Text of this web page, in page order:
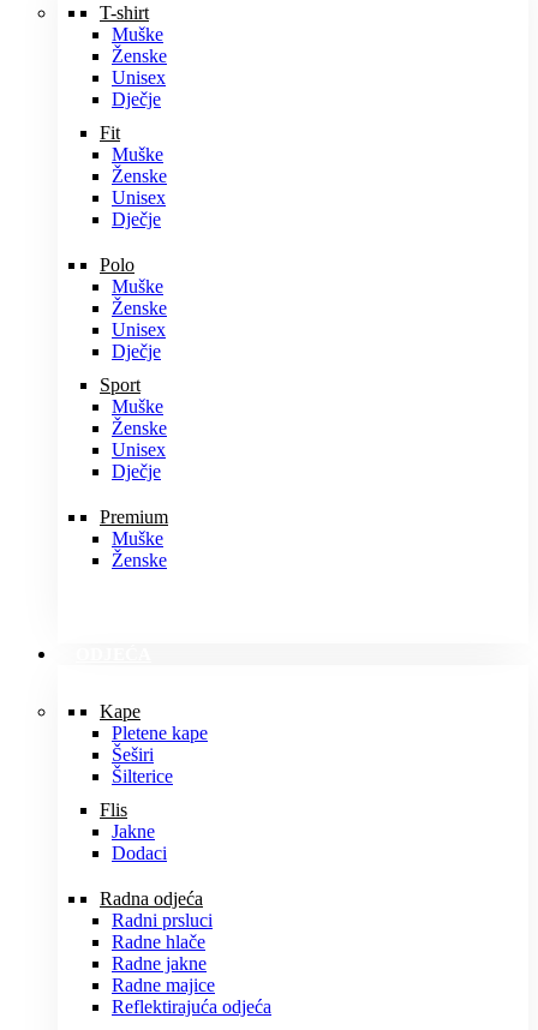
T-shirt
Muške
Ženske
Unisex
Dječje
Fit
Muške
Ženske
Unisex
Dječje
Polo
Muške
Ženske
Unisex
Dječje
Sport
Muške
Ženske
Unisex
Dječje
Premium
Muške
Ženske
Kape
Pletene kape
Šeširi
Šilterice
Flis
Jakne
Dodaci
Radna odjeća
Radni prsluci
Radne hlače
Radne jakne
Radne majice
Reflektirajuća odjeća